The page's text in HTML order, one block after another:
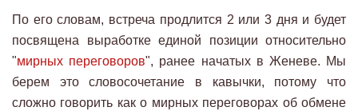
По его словам, встреча продлится 2 или 3 дня и будет
посвящена выработке единой позиции относительно
"мирных переговоров", ранее начатых в Женеве. Мы
берем это словосочетание в кавычки, потому что
сложно говорить как о мирных переговорах об обмене